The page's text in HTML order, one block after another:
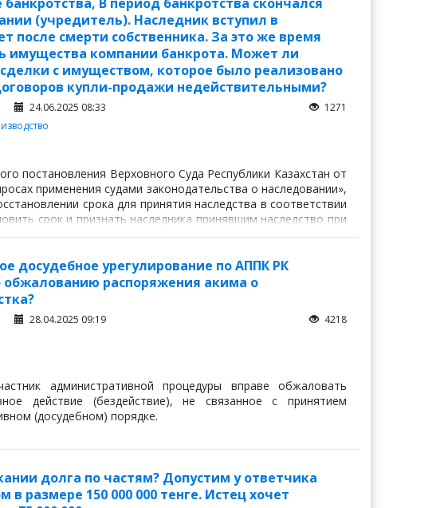
(учредитель). Наследник вступил в
после смерти собственника. За это же время
имущества компании банкрота. Может ли
с имуществом, которое было реализовано
купли-продажи недействительными?
24.06.2025 08:33
1271
постановления Верховного Суда Республики Казахстан от
применения судами законодательства о наследовании»,
срока для принятия наследства в соответствии
срок и признать наследника принявшим наследство при
досудебное урегулирование по АППК РК
распоряжения акима о
28.04.2025 09:19
4218
административной процедуры вправе обжаловать
действие (бездействие), не связанное с принятием
(досудебном) порядке.
долга по частям? Допустим у ответчика
размере 150 000 000 тенге. Истец хочет